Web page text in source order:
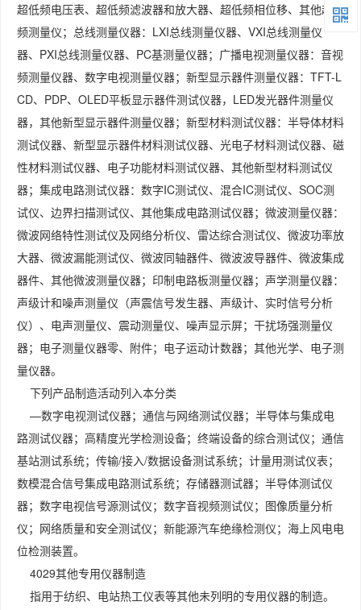
超低频电压表、超低频滤波器和放大器、超低频相位移、其他超低
频测量仪；总线测量仪器：LXI总线测量仪器、VXI总线测量仪
器、PXI总线测量仪器、PC基测量仪器；广播电视测量仪器：音视
频测量仪器、数字电视测量仪器；新型显示器件测量仪器：TFT-L
CD、PDP、OLED平板显示器件测试仪器，LED发光器件测量仪
器，其他新型显示器件测量仪器；新型材料测试仪器：半导体材料
测试仪器、新型显示器件材料测试仪器、光电子材料测试仪器、磁
性材料测试仪器、电子功能材料测试仪器、其他新型材料测试仪
器；集成电路测试仪器：数字IC测试仪、混合IC测试仪、SOC测
试仪、边界扫描测试仪、其他集成电路测试仪器；微波测量仪器：
微波网络特性测试仪及网络分析仪、雷达综合测试仪、微波功率放
大器、微波漏能测试仪、微波同轴器件、微波波导器件、微波集成
器件、其他微波测量仪器；印制电路板测量仪器；声学测量仪器：
声级计和噪声测量仪（声震信号发生器、声级计、实时信号分析
仪）、电声测量仪、震动测量仪、噪声显示屏；干扰场强测量仪
器；电子测量仪器零、附件；电子运动计数器；其他光学、电子测
量仪器。
下列产品制造活动列入本分类
—数字电视测试仪器；通信与网络测试仪器；半导体与集成电
路测试仪器；高精度光学检测设备；终端设备的综合测试仪；通信
基站测试系统；传输/接入/数据设备测试系统；计量用测试仪表；
数模混合信号集成电路测试系统；存储器测试器；半导体测试仪
器；数字电视信号源测试仪；数字音视频测试仪；图像质量分析
仪；网络质量和安全测试仪；新能源汽车绝缘检测仪；海上风电电
位检测装置。
4029其他专用仪器制造
指用于纺织、电站热工仪表等其他未列明的专用仪器的制造。